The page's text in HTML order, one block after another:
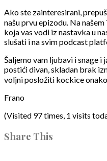
Ako ste zainteresirani,
našu prvu epizodu. Na
koja vas vodi iz nastavka u
slušati i na svim podcast
Šaljemo vam ljubavi i snage i
postići divan, skladan brak
voljni posložiti kockice
Frano
(Visited 97 times, 1 visits
Share This